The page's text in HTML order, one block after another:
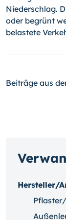
Niederschlag.
oder begrünt
belastete
Beiträge aus
Hersteller/